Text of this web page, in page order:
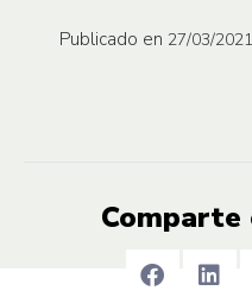
Publicado en 27/03/2021